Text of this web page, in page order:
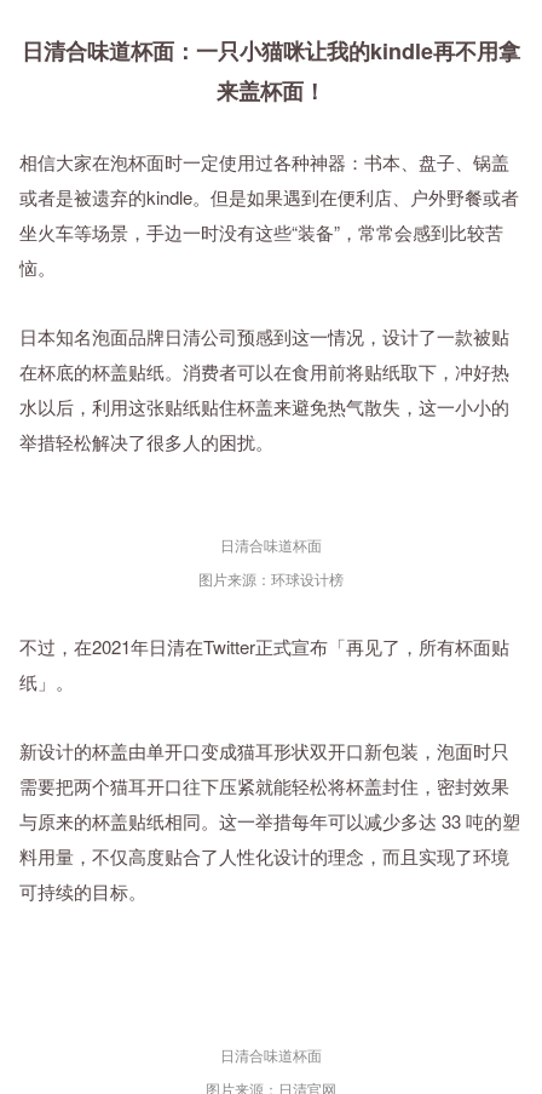
日清合味道杯面：一只小猫咪让我的kindle再不用拿
来盖杯面！
相信大家在泡杯面时一定使用过各种神器：书本、盘子、锅盖
或者是被遗弃的kindle。但是如果遇到在便利店、户外野餐或者
坐火车等场景，手边一时没有这些“装备”，常常会感到比较苦
恼。
日本知名泡面品牌日清公司预感到这一情况，设计了一款被贴
在杯底的杯盖贴纸。消费者可以在食用前将贴纸取下，冲好热
水以后，利用这张贴纸贴住杯盖来避免热气散失，这一小小的
举措轻松解决了很多人的困扰。
日清合味道杯面
图片来源：环球设计榜
不过，在2021年日清在Twitter正式宣布「再见了，所有杯面贴
纸」。
新设计的杯盖由单开口变成猫耳形状双开口新包装，泡面时只
需要把两个猫耳开口往下压紧就能轻松将杯盖封住，密封效果
与原来的杯盖贴纸相同。这一举措每年可以减少多达 33 吨的塑
料用量，不仅高度贴合了人性化设计的理念，而且实现了环境
可持续的目标。
日清合味道杯面
图片来源：日清官网